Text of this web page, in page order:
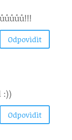
Odpovìdìt
:))
Odpovìdìt